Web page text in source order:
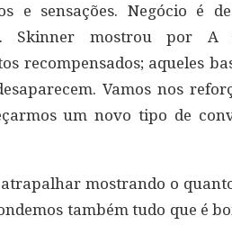
e sensações. Negócio é
Skinner mostrou por
recompensados; aqueles
Vamos nos
um novo tipo de
mostrando o
também tudo que é